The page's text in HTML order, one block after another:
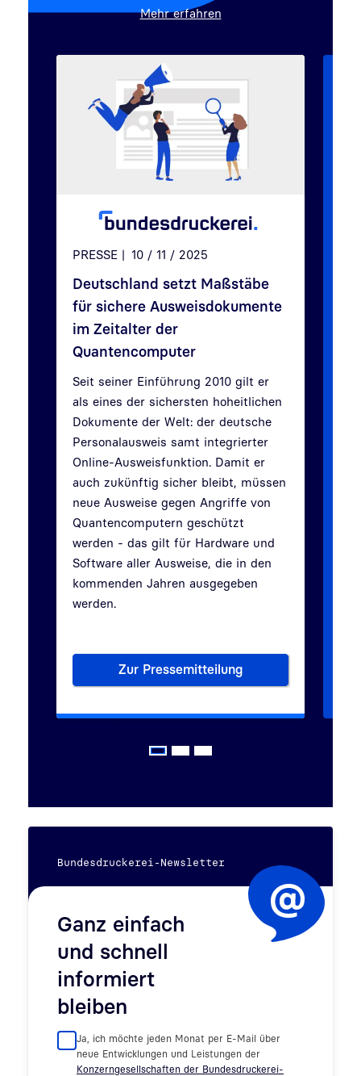
Mehr erfahren
Zurück
PRESSE 10 / 11 / 2025
Deutschland setzt Maßstäbe
für sichere Ausweisdokumente
im Zeitalter der
Quantencomputer
Seit seiner Einführung 2010 gilt er
als eines der sichersten hoheitlichen
Dokumente der Welt: der deutsche
Personalausweis samt integrierter
Online-Ausweisfunktion. Damit er
auch zukünftig sicher bleibt, müssen
neue Ausweise gegen Angriffe von
Quantencomputern geschützt
werden - das gilt für Hardware und
Software aller Ausweise, die in den
kommenden Jahren ausgegeben
werden.
Zur PressemitteilungDeutschland setzt Maßstäbe
Bundesdruckerei-Newsletter
Ganz einfach
und schnell
informiert
bleiben
Ja, ich möchte jeden Monat per E-Mail über
neue Entwicklungen und Leistungen der
Konzerngesellschaften der Bundesdruckerei-